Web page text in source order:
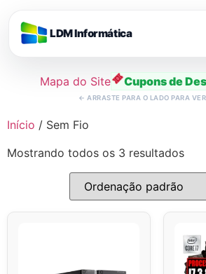
LDM Informática
Mapa do Site Cupons de
← ARRASTE PARA O LADO PARA
Início / Sem Fio
Mostrando todos os 3 resultados